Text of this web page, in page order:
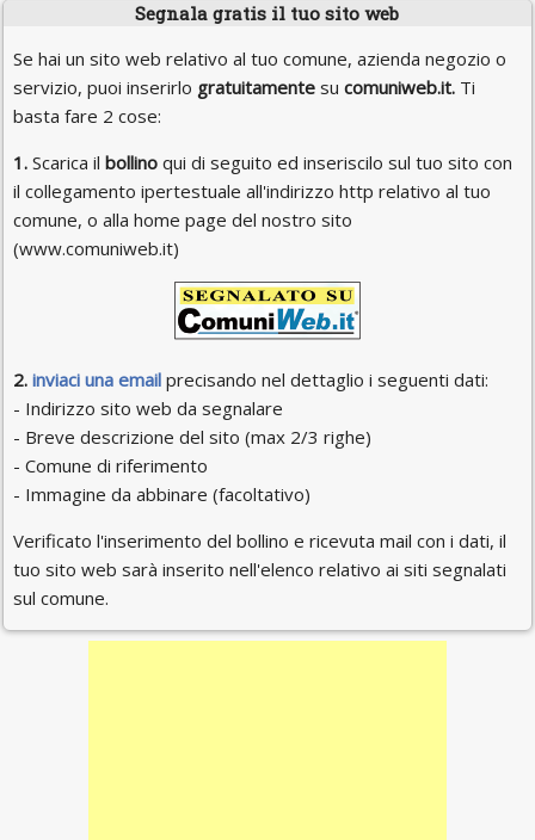
Segnala gratis il tuo sito web
Se hai un sito web relativo al tuo comune, azienda negozio o
servizio, puoi inserirlo gratuitamentesu comuniweb.it.Ti
basta fare 2 cose:
1.Scarica il bollinoqui di seguito ed inseriscilo sul tuo sito con
il collegamento ipertestuale all'indirizzo http relativo al tuo
comune, o alla home page del nostro sito
(www.comuniweb.it)
2. inviaci una emailprecisando nel dettaglio i seguenti dati:
- Indirizzo sito web da segnalare
- Breve descrizione del sito (max 2/3 righe)
- Comune di riferimento
- Immagine da abbinare (facoltativo)
Verificato l'inserimento del bollino e ricevuta mail con i dati, il
tuo sito web sarà inserito nell'elenco relativo ai siti segnalati
sul comune.